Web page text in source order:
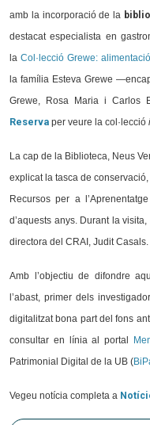
amb la incorporació de la
destacat especialista en
la Col·lecció Grewe:
la família Esteva Grewe
Grewe, Rosa Maria i Carlos
Reserva per veure la col·lecció
La cap de la Biblioteca, Neus
explicat la tasca de
Recursos per a
d’aquests anys. Durant la
directora del CRAI, Judit Casals.
Amb l’objectiu de difondre
l’abast, primer dels
digitalitzat bona part del fons
consultar en línia al portal
Patrimonial Digital de la UB (
Vegeu notícia completa a